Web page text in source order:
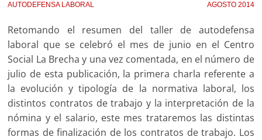
AUTODEFENSA LABORAL AGOSTO 2014
Retomando el resumen del taller de autodefensa
laboral que se celebró el mes de junio en el Centro
Social La Brecha y una vez comentada, en el número de
julio de esta publicación, la primera charla referente a
la evolución y tipología de la normativa laboral, los
distintos contratos de trabajo y la interpretación de la
nómina y el salario, este mes trataremos las distintas
formas de finalización de los contratos de trabajo. Los